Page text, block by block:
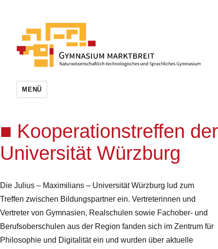
MENÜ
Kooperationstreffen der
Universität Würzburg
Die Julius – Maximilians – Universität Würzburg lud zum
Treffen zwischen Bildungspartner ein. Vertreterinnen und
Vertreter von Gymnasien, Realschulen sowie Fachober- und
Berufsoberschulen aus der Region fanden sich im Zentrum für
Philosophie und Digitalität ein und wurden über aktuelle